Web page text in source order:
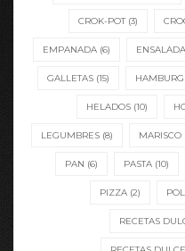
CROK-POT(3)
EMPANADA (6)
GALLETAS (15)
HELADOS(10)
LEGUMBRES(8) MARISCO
PAN (6) PASTA(10)
PIZZA(2)
RECETAS